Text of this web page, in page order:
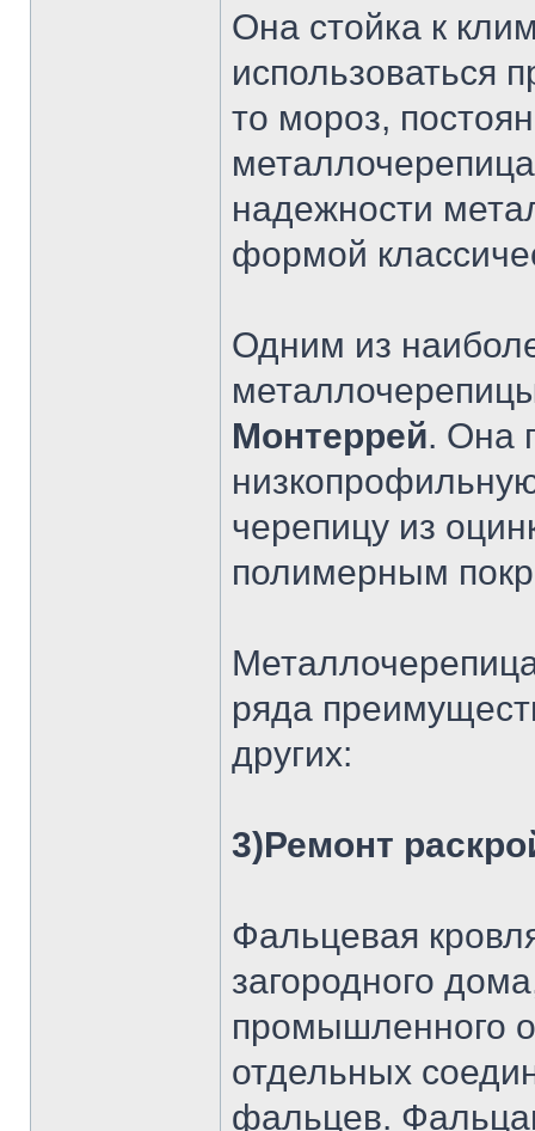
Она стойка к
использоваться
то мороз,
надежности
формой
Одним из
Монтеррей. Она
черепицу из
полимерным
ряда
других:
3)Ремонт
Фальцевая
загородного
промышленного
отдельных
фальцев.